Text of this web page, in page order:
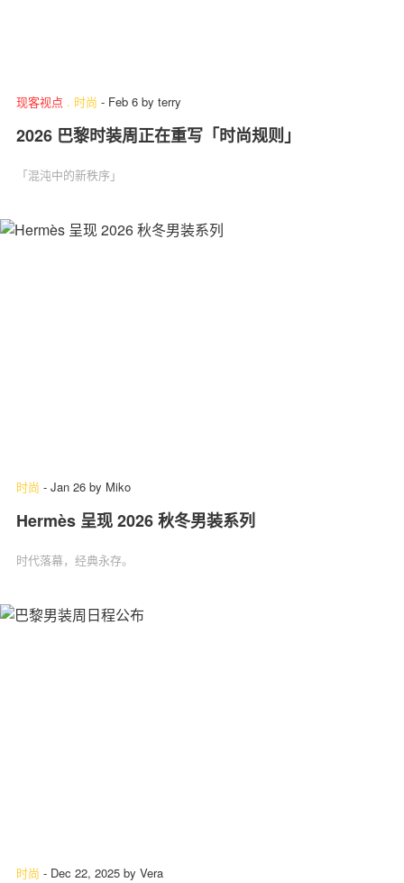
现客视点 . 时尚 - Feb 6 by terry
2026 巴黎时装周正在重写「时尚规则」
「混沌中的新秩序」
时尚 - Jan 26 by Miko
Hermès 呈现 2026 秋冬男装系列
时代落幕，经典永存。
时尚 - Dec 22, 2025 by Vera